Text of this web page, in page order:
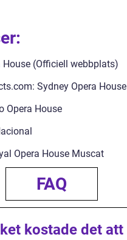
House (Officiell webbplats)
Sydney Opera House
Opera House
Opera House Muscat
FAQ
kostade det att